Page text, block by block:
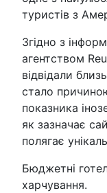
туристів з
Згідно з
агентством
відвідали
стало
показника
як зазначає
полягає
Бюджетні
харчування.